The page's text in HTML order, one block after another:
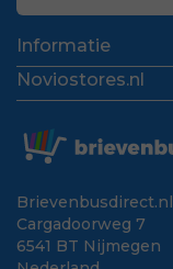
Informatie
Noviostores.nl
Brievenbusdirect.nl
Cargadoorweg 7
6541 BT Nijmegen